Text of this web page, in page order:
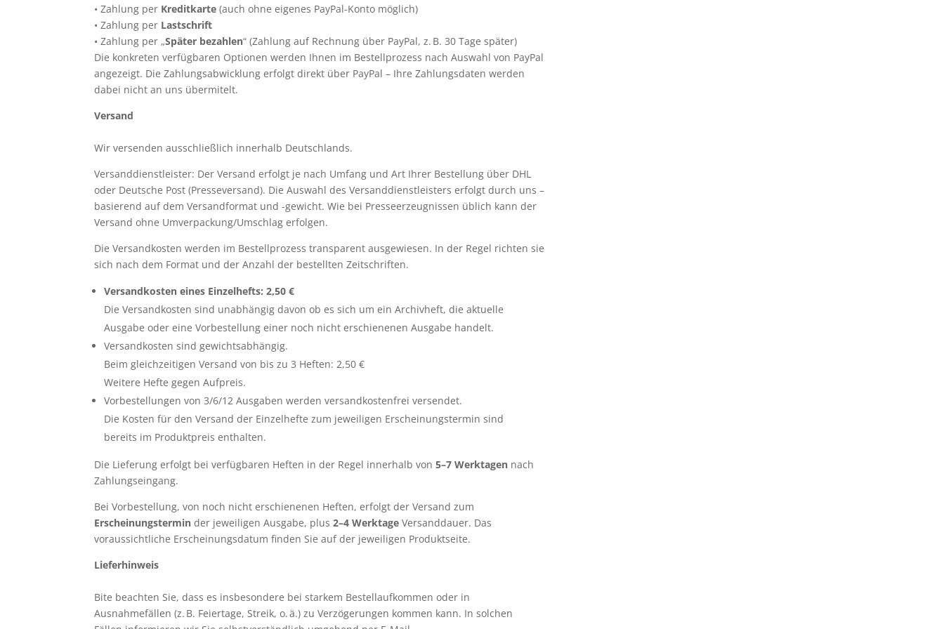
• Zahlung per Kreditkarte (auch ohne eigenes PayPal-Konto möglich)
• Zahlung per Lastschrift
• Zahlung per „Später bezahlen“ (Zahlung auf Rechnung über PayPal, z. B. 30 Tage später)
Die konkreten verfügbaren Optionen werden Ihnen im Bestellprozess nach Auswahl von PayPal
angezeigt. Die Zahlungsabwicklung erfolgt direkt über PayPal – Ihre Zahlungsdaten werden
dabei nicht an uns übermitelt.
Versand
Wir versenden ausschließlich innerhalb Deutschlands.
Versanddienstleister: Der Versand erfolgt je nach Umfang und Art Ihrer Bestellung über DHL
oder Deutsche Post (Presseversand). Die Auswahl des Versanddienstleisters erfolgt durch uns –
basierend auf dem Versandformat und -gewicht. Wie bei Presseerzeugnissen üblich kann der
Versand ohne Umverpackung/Umschlag erfolgen.
Die Versandkosten werden im Bestellprozess transparent ausgewiesen. In der Regel richten sie
sich nach dem Format und der Anzahl der bestellten Zeitschriften.
Versandkosten eines Einzelhefts: 2,50 €
Die Versandkosten sind unabhängig davon ob es sich um ein Archivheft, die aktuelle
Ausgabe oder eine Vorbestellung einer noch nicht erschienenen Ausgabe handelt.
Versandkosten sind gewichtsabhängig.
Beim gleichzeitigen Versand von bis zu 3 Heften: 2,50 €
Weitere Hefte gegen Aufpreis.
Vorbestellungen von 3/6/12 Ausgaben werden versandkostenfrei versendet.
Die Kosten für den Versand der Einzelhefte zum jeweiligen Erscheinungstermin sind
bereits im Produktpreis enthalten.
Die Lieferung erfolgt bei verfügbaren Heften in der Regel innerhalb von5–7 Werktagen nach
Zahlungseingang.
Bei Vorbestellung, von noch nicht erschienenen Heften, erfolgt der Versand zum
Erscheinungstermin der jeweiligen Ausgabe, plus 2–4 Werktage Versanddauer. Das
voraussichtliche Erscheinungsdatum finden Sie auf der jeweiligen Produktseite.
Lieferhinweis
Bite beachten Sie, dass es insbesondere bei starkem Bestellaufkommen oder in
Ausnahmefällen (z. B. Feiertage, Streik, o. ä.) zu Verzögerungen kommen kann. In solchen